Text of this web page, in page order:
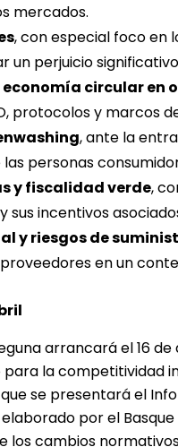
mercados.
, con especial foco en
un perjuicio
circular en
protocolos y marcos
, ante la
personas
y fiscalidad verde,
sus incentivos
y riesgos de
en un
arrancará el 16
la competitividad
que se presentará el
por el
los cambios